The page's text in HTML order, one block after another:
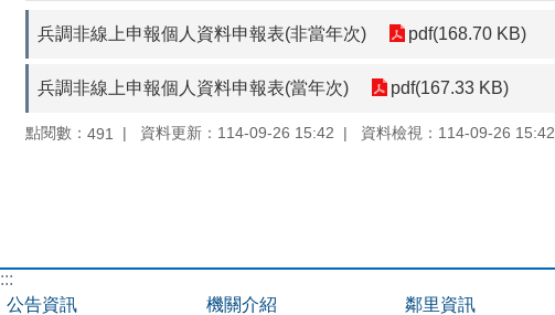
兵調非線上申報個人資料申報表(非當年次) pdf(168.70 KB)
兵調非線上申報個人資料申報表(當年次) pdf(167.33 KB)
點閱數： 491 資料更新：114-09-26 15:42 資料檢視：114-09-26 15:42
:::
公告資訊
機關介紹 鄰里資訊